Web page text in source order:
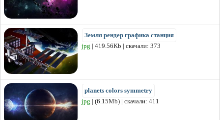
Земля рендер графика станция
jpg | 419.56Kb | скачали: 373
planets colors symmetry
jpg | (6.15Mb) | скачали: 411